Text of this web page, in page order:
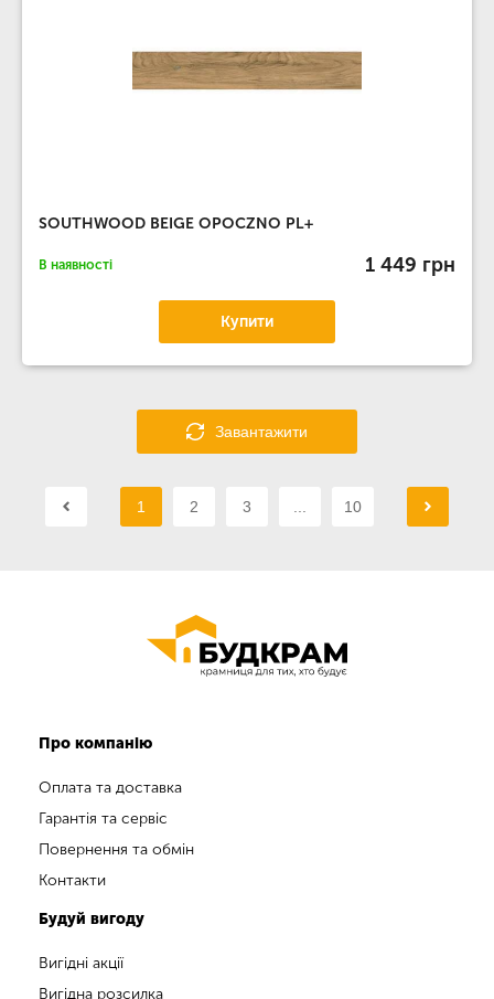
SOUTHWOOD BEIGE OPOCZNO PL+
В наявності 1 449 грн
Купити
Завантажити
1 2 3 10
Про компанію
Оплата та доставка
Гарантія та сервіс
Повернення та обмін
Контакти
Будуй вигоду
Вигідні акції
Вигідна розсилка